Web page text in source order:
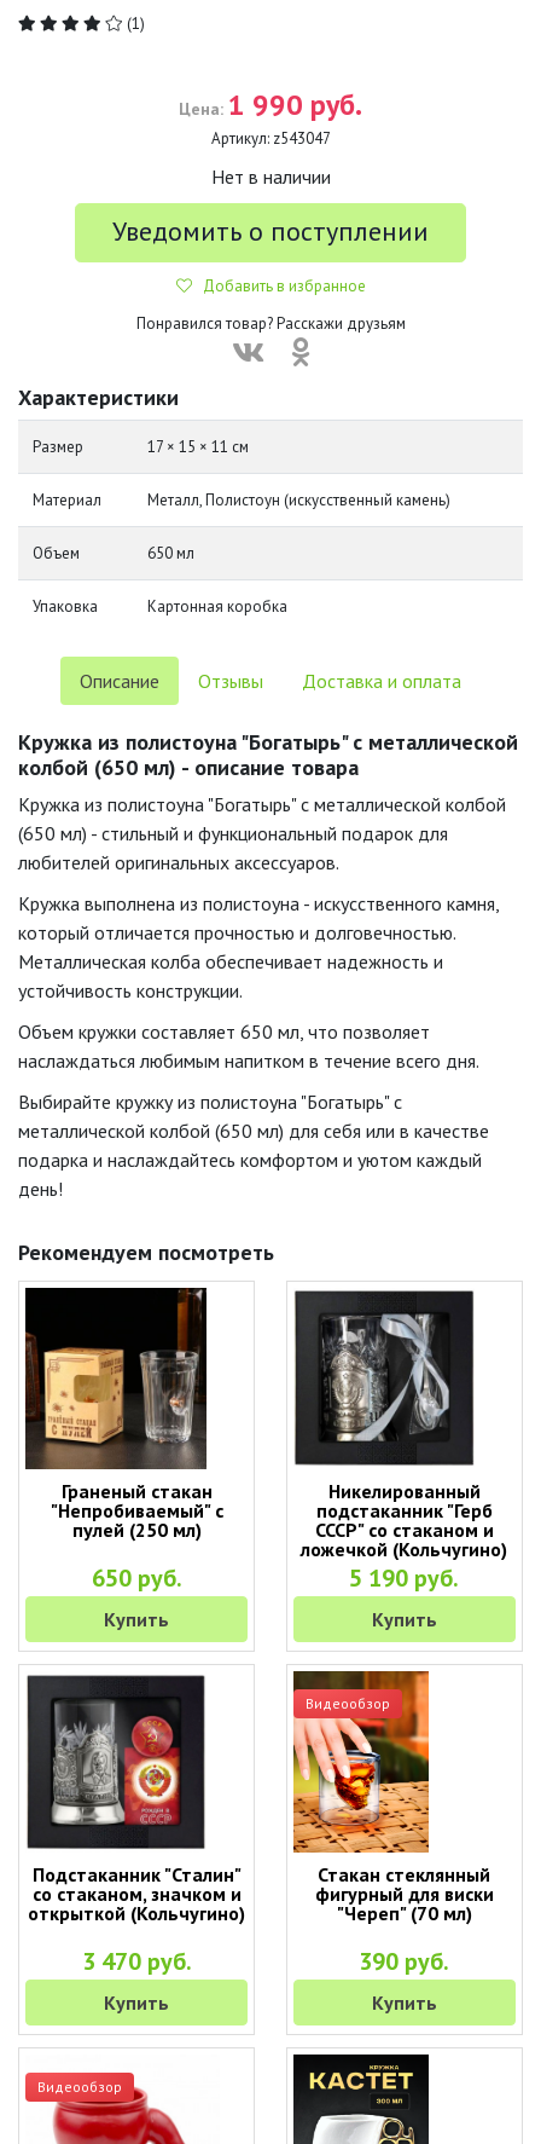
(1)
Цена: 1 990 руб.
Артикул: z543047
Нет в наличии
Уведомить о поступлении
Добавить в избранное
Понравился товар? Расскажи друзьям
Характеристики
Размер 17 × 15 × 11 см
Материал Металл, Полистоун (искусственный камень)
Объем 650 мл
Упаковка Картонная коробка
Описание Отзывы Доставка и оплата
Кружка из полистоуна "Богатырь" с металлической
колбой (650 мл) - описание товара
Кружка из полистоуна "Богатырь" с металлической колбой
(650 мл) - стильный и функциональный подарок для
любителей оригинальных аксессуаров.
Кружка выполнена из полистоуна - искусственного камня,
который отличается прочностью и долговечностью.
Металлическая колба обеспечивает надежность и
устойчивость конструкции.
Объем кружки составляет 650 мл, что позволяет
наслаждаться любимым напитком в течение всего дня.
Выбирайте кружку из полистоуна "Богатырь" с
металлической колбой (650 мл) для себя или в качестве
подарка и наслаждайтесь комфортом и уютом каждый
день!
Рекомендуем посмотреть
Граненый стакан
"Непробиваемый" с
пулей (250 мл)
650 руб.
Купить
Никелированный
подстаканник "Герб
СССР" со стаканом и
ложечкой (Кольчугино)
5 190 руб.
Купить
Подстаканник "Сталин"
со стаканом, значком и
открыткой (Кольчугино)
3 470 руб.
Купить
Видеообзор
Стакан стеклянный
фигурный для виски
"Череп" (70 мл)
390 руб.
Купить
Видеообзор